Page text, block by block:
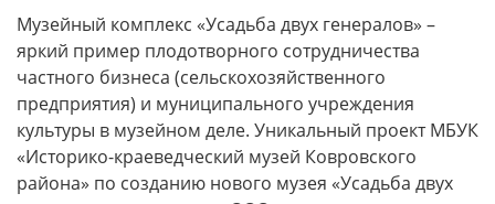
Музейный комплекс «Усадьба двух генералов» –
яркий пример плодотворного сотрудничества
частного бизнеса (сельскохозяйственного
предприятия) и муниципального учреждения
культуры в музейном деле. Уникальный проект МБУК
«Историко-краеведческий музей Ковровского
района» по созданию нового музея «Усадьба двух